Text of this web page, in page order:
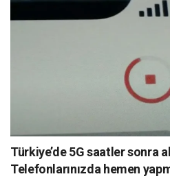
Türkiye’de 5G saatler sonra
Telefonlarınızda hemen